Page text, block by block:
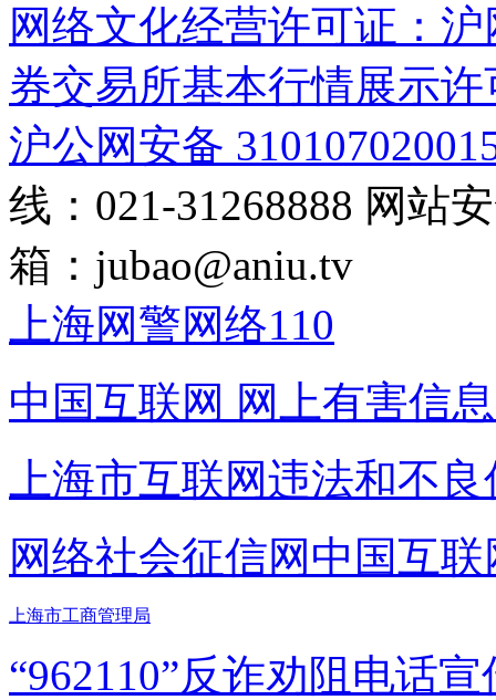
网络文化经营许可证：
券交易所基本行情展示许
沪公网安备
线：021-31268888 网站
箱： jubao@aniu.tv
上海网警网络110
中国互联网 网上有害信
上海市互联网违法和不
网络社会征信网 中国互
上海市工商管理局
“962110”反诈劝阻电话宣